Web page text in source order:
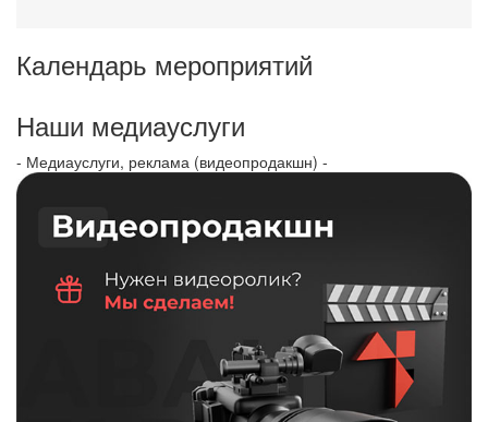
Календарь мероприятий
Наши медиауслуги
- Медиауслуги, реклама (видеопродакшн) -